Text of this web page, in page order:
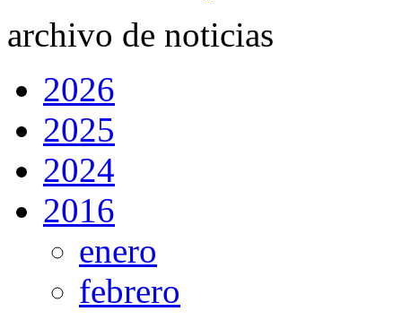
archivo de noticias
2026
2025
2024
2016
enero
febrero